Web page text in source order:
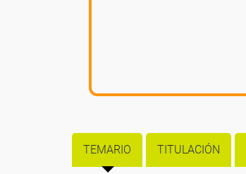
TEMARIO TITULACIÓN